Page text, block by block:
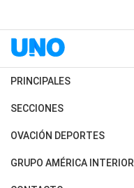
PRINCIPALES
Últimas Noticias
Política
SECCIONES
Horóscopo
Motores
OVACIÓN DEPORTES
Fútbol
Mundial
GRUPO AMÉRICA INTERIOR